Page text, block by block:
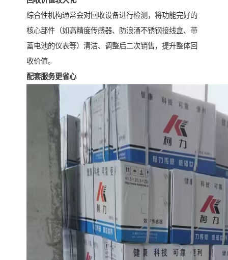
综合性机构通常会对回收设备进行检测，将功能完好的
核心部件（如高精度传感器、防浪涌不锈钢接线盒、带
蓄电池的仪表等）清洁、调整后二次销售，提升整体回
收价值。
配套服务更省心